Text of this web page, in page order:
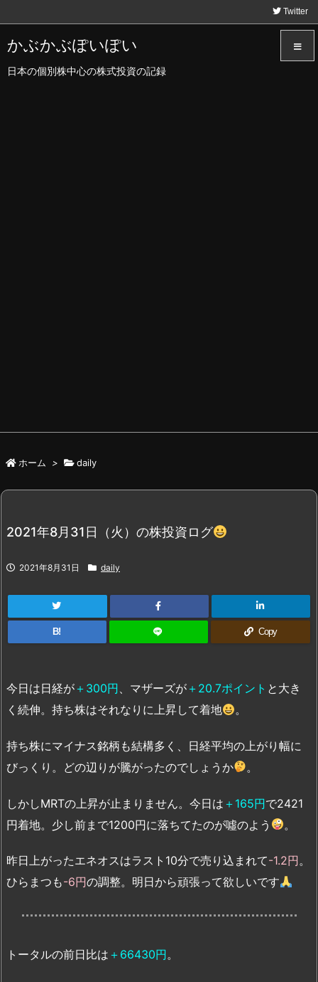
かぶかぶぽいぽい
日本の個別株中心の株式投資の記録
Twitter
ホーム > daily
2021年8月31日（火）の株投資ログ
2021年8月31日 daily
B! Copy
今日は日経が ＋300円 、マザーズが ＋20.7ポイント と大き
く続伸。持ち株はそれなりに上昇して着地
。
持ち株にマイナス銘柄も結構多く、日経平均の上がり幅に
びっくり。どの辺りが騰がったのでしょうか
。
しかしMRTの上昇が止まりません。今日は ＋165円で2421
円着地。少し前まで1200円に落ちてたのが噓のよう
。
昨日上がったエネオスはラスト10分で売り込まれて-1.2円。
ひらまつも-6円の調整。明日から頑張って欲しいです
トータルの前日比は ＋66430円。